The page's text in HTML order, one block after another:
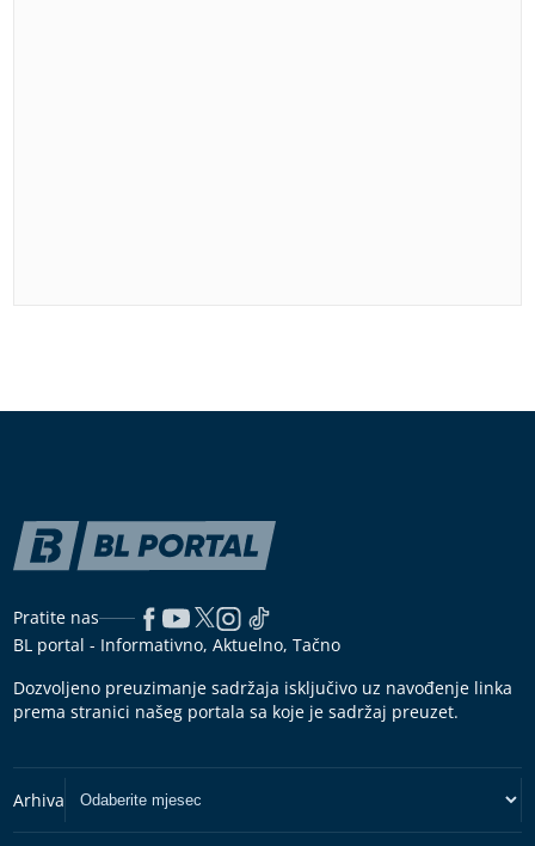
Pratite nas
BL portal - Informativno, Aktuelno, Tačno
Dozvoljeno preuzimanje sadržaja isključivo uz navođenje linka
prema stranici našeg portala sa koje je sadržaj preuzet.